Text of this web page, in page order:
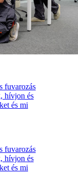
fuvarozás
hívjon és
és mi
fuvarozás
hívjon és
és mi